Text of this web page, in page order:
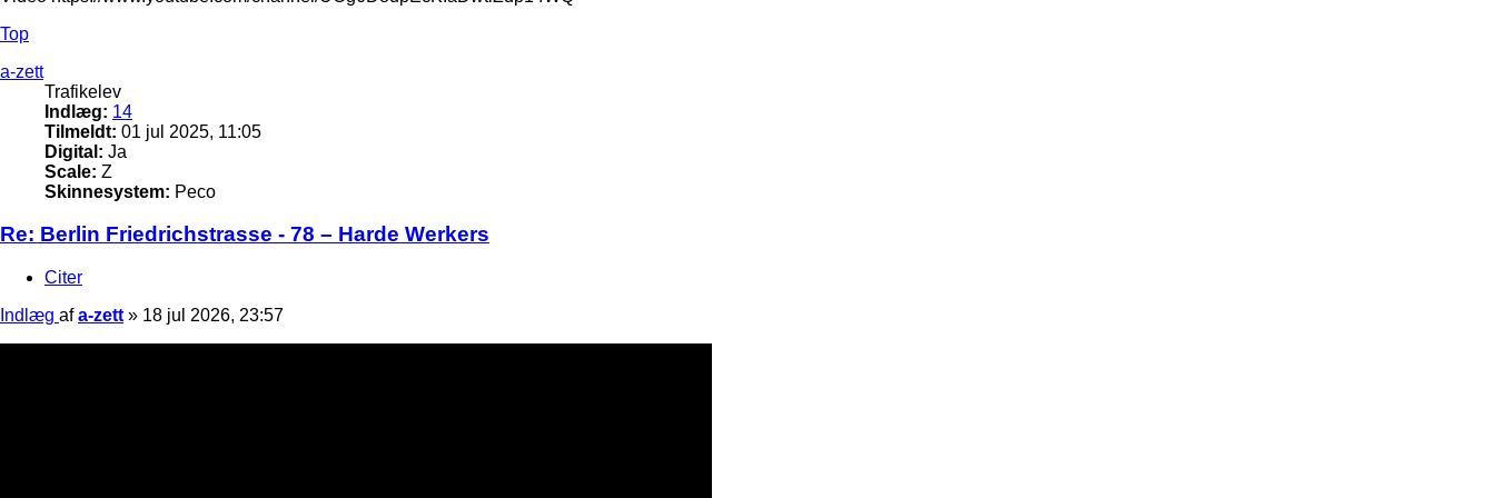
Top
a-zett
Trafikelev
Indlæg: 14
Tilmeldt: 01 jul 2025, 11:05
Digital: Ja
Scale: Z
Skinnesystem: Peco
Re: Berlin Friedrichstrasse - 78 – Harde Werkers
Citer
Indlæg afa-zett » 18 jul 2026, 23:57